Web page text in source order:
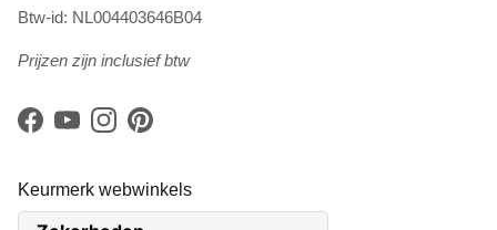
Btw-id: NL004403646B04
Prijzen zijn inclusief btw
Facebook
YouTubeInstagramPinterest
Keurmerk webwinkels